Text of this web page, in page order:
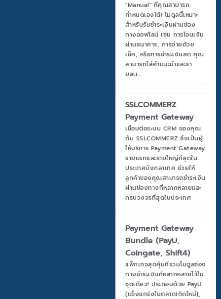
"Manual" ที่คุณสามารถ
กำหนดเองได้! โมดูลนี้เหมาะ
สำหรับรับชำระเงินผ่านช่อง
ทางออฟไลน์ เช่น การโอนเงิน
ผ่านธนาคาร, การจ่ายด้วย
เช็ค, หรือการชำระเงินสด คุณ
สามารถใส่คำแนะนำและรา
ยละเ...
SSLCOMMERZ
Payment Gateway
เชื่อมต่อระบบ CRM ของคุณ
กับ SSLCOMMERZ ซึ่งเป็นผู้
ให้บริการ Payment Gateway
รายแรกและรายใหญ่ที่สุดใน
ประเทศบังกลาเทศ ช่วยให้
ลูกค้าของคุณสามารถชำระเงิน
ผ่านช่องทางที่หลากหลายและ
ครบวงจรที่สุดในประเทศ
Payment Gateway
Bundle (PayU,
Coingate, Shift4)
แพ็กเกจสุดคุ้มที่รวมโมดูลช่อง
ทางชำระเงินที่หลากหลายไว้ใน
ชุดเดียว! ประกอบด้วย PayU
(แข็งแกร่งในตลาดเกิดใหม่),